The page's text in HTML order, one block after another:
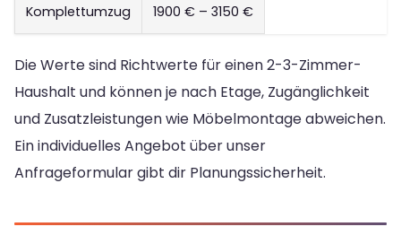
Komplettumzug 1900 € – 3150 €
Die Werte sind Richtwerte für einen 2-3-Zimmer-
Haushalt und können je nach Etage, Zugänglichkeit
und Zusatzleistungen wie Möbelmontage abweichen.
Ein individuelles Angebot über unser
Anfrageformular gibt dir Planungssicherheit.